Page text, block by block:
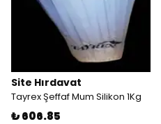
Site Hırdavat
Tayrex Şeffaf Mum Silikon 1Kg
₺ 606.85